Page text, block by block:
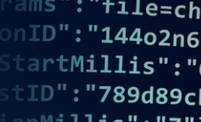
Ga direct naar de content
Veel gezocht